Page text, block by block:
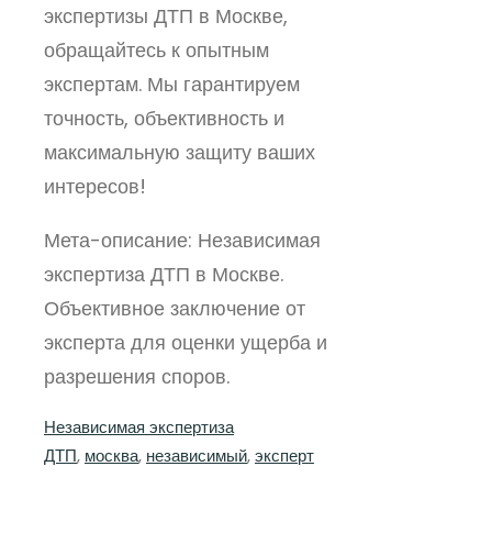
экспертизы ДТП в Москве,
обращайтесь к опытным
экспертам. Мы гарантируем
точность, объективность и
максимальную защиту ваших
интересов!
Мета-описание: Независимая
экспертиза ДТП в Москве.
Объективное заключение от
эксперта для оценки ущерба и
разрешения споров.
Независимая экспертиза
ДТП, москва, независимый, эксперт